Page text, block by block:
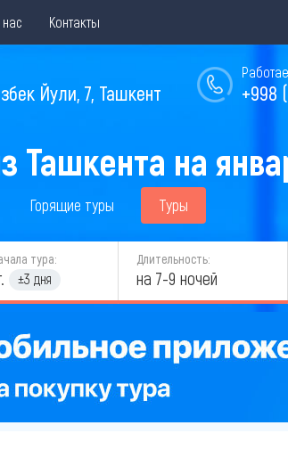
Контакты
+998
Йули, 7, Ташкент
Ташкента на
Горящие туры Туры
тура:
±3 дня
Длительность:
на 7-9 ночей